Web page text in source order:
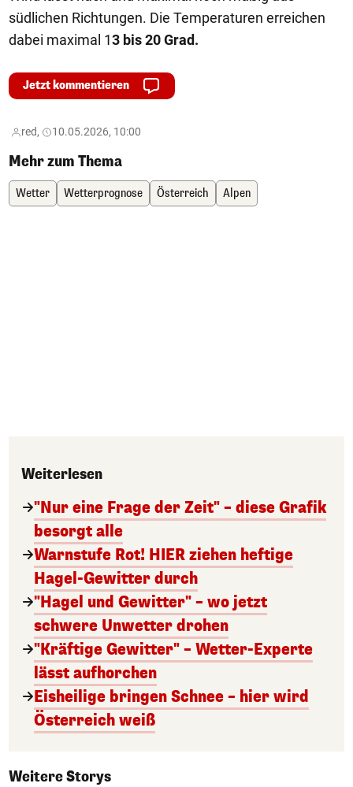
südlichen Richtungen. Die Temperaturen erreichen
dabei maximal 13 bis 20 Grad.
Jetzt kommentieren
red, 10.05.2026, 10:00
Mehr zum Thema
Wetter Wetterprognose Österreich Alpen
Weiterlesen
"Nur eine Frage der Zeit" – diese Grafik
besorgt alle
Warnstufe Rot! HIER ziehen heftige
Hagel-Gewitter durch
"Hagel und Gewitter" – wo jetzt
schwere Unwetter drohen
"Kräftige Gewitter" – Wetter-Experte
lässt aufhorchen
Eisheilige bringen Schnee – hier wird
Österreich weiß
Weitere Storys